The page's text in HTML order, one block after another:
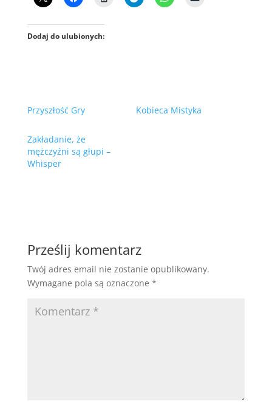
Dodaj do ulubionych:
Przyszłość Gry Kobieca Mistyka
Zakładanie, że
mężczyźni są głupi –
Whisper
Prześlij komentarz
Twój adres email nie zostanie opublikowany.
Wymagane pola są oznaczone *